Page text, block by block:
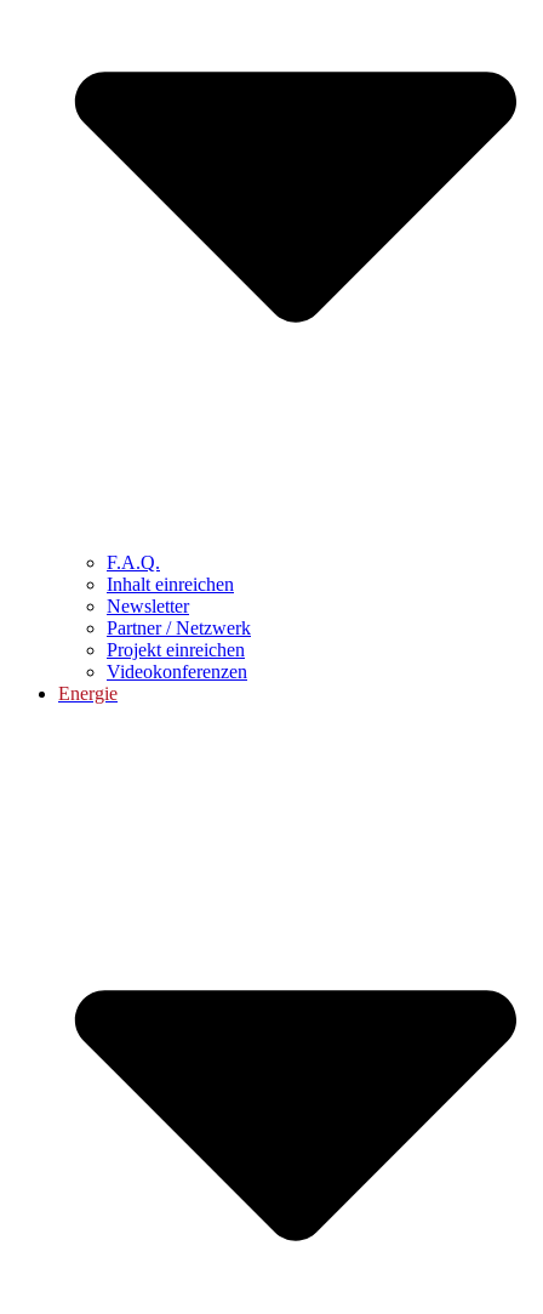
F.A.Q.
Inhalt einreichen
Newsletter
Partner / Netzwerk
Projekt einreichen
Videokonferenzen
Energie